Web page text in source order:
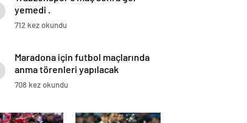
yemedi .
712 kez okundu
Maradona için futbol maçlarında
anma törenleri yapılacak
708 kez okundu